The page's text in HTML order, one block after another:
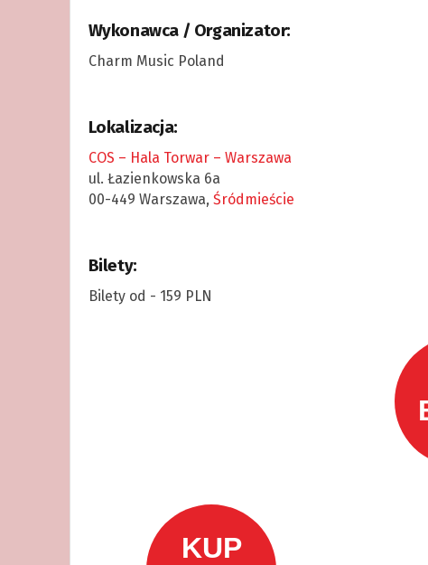
Wykonawca / Organizator:
Charm Music Poland
Lokalizacja:
COS – Hala Torwar – Warszawa
ul. Łazienkowska 6a
00-449 Warszawa, Śródmieście
Bilety:
Bilety od - 159 PLN